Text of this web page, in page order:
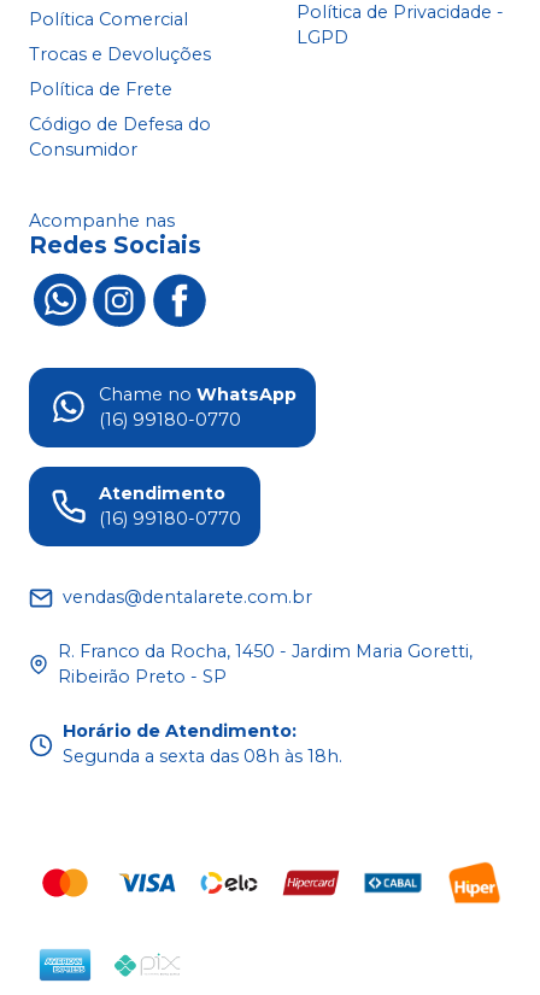
Política Comercial
Trocas e Devoluções
Política de Frete
Código de Defesa do
Consumidor
Política de Privacidade -
LGPD
Acompanhe nas
Redes Sociais
Chame no WhatsApp
(16) 99180-0770
Atendimento
(16) 99180-0770
vendas@dentalarete.com.br
R. Franco da Rocha, 1450 - Jardim Maria Goretti,
Ribeirão Preto - SP
Horário de Atendimento:
Segunda a sexta das 08h às 18h.